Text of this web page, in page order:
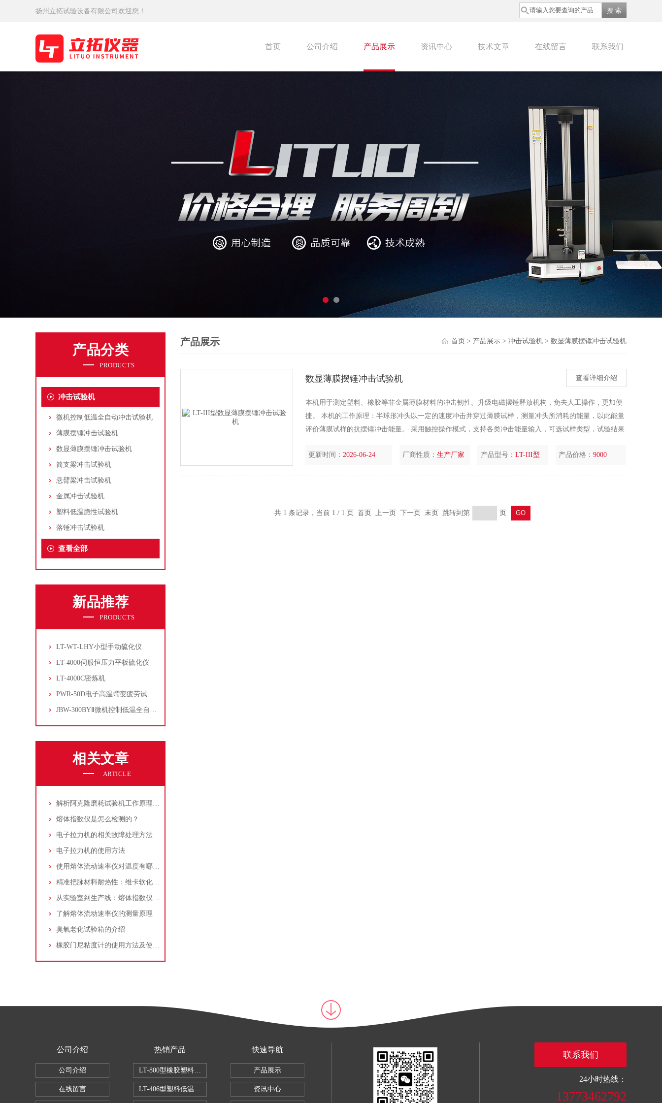
扬州立拓试验设备有限公司欢迎您！
首页 公司介绍 产品展示 资讯中心 技术文章 在线留言 联系我们
产品分类
PRODUCTS
冲击试验机
微机控制低温全自动冲击试验机
薄膜摆锤冲击试验机
数显薄膜摆锤冲击试验机
简支梁冲击试验机
悬臂梁冲击试验机
金属冲击试验机
塑料低温脆性试验机
落锤冲击试验机
查看全部
新品推荐
PRODUCTS
LT-WT-LHY小型手动硫化仪
LT-4000伺服恒压力平板硫化仪
LT-4000C密炼机
PWR-50D电子高温蠕变疲劳试验机
JBW-300BYⅡ微机控制低温全自动冲击试验机
相关文章
ARTICLE
解析阿克隆磨耗试验机工作原理、操作规范与核心应用场景
熔体指数仪是怎么检测的？
电子拉力机的相关故障处理方法
电子拉力机的使用方法
使用熔体流动速率仪对温度有哪些要求
精准把脉材料耐热性：维卡软化点测定仪标准化操作指南
从实验室到生产线：熔体指数仪如何重塑材料研发逻辑
了解熔体流动速率仪的测量原理
臭氧老化试验箱的介绍
橡胶门尼粘度计的使用方法及使用注意事项
产品展示 首页 > 产品展示 > 冲击试验机 > 数显薄膜摆锤冲击试验机
数显薄膜摆锤冲击试验机 查看详细介绍
本机用于测定塑料、橡胶等非金属薄膜材料的冲击韧性。升级电磁摆锤释放机构，免去人工操作，更加便
捷。 本机的工作原理：半球形冲头以一定的速度冲击并穿过薄膜试样，测量冲头所消耗的能量，以此能量
评价薄膜试样的抗摆锤冲击能量。 采用触控操作模式，支持各类冲击能量输入，可选试样类型，试验结果
更新时间：2026-06-24 厂商性质：生产厂家 产品型号： LT-III型 产品价格：9000
共 1 条记录，当前 1 / 1 页 首页 上一页 下一页 末页 跳转到第 页
公司介绍
公司介绍
在线留言
热销产品
LT-800型橡胶塑料拉伸试验机
LT-406型塑料低温脆性试验机
快速导航
产品展示
资讯中心
联系我们
24小时热线：
13773462792